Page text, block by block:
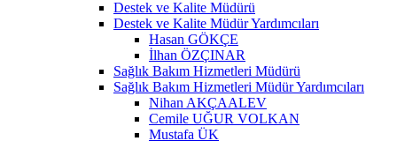
Destek ve Kalite Müdürü
Destek ve Kalite Müdür Yardımcıları
Hasan GÖKÇE
İlhan ÖZÇINAR
Sağlık Bakım Hizmetleri Müdürü
Sağlık Bakım Hizmetleri Müdür Yardımcıları
Nihan AKÇAALEV
Cemile UĞUR VOLKAN
Mustafa ÜK